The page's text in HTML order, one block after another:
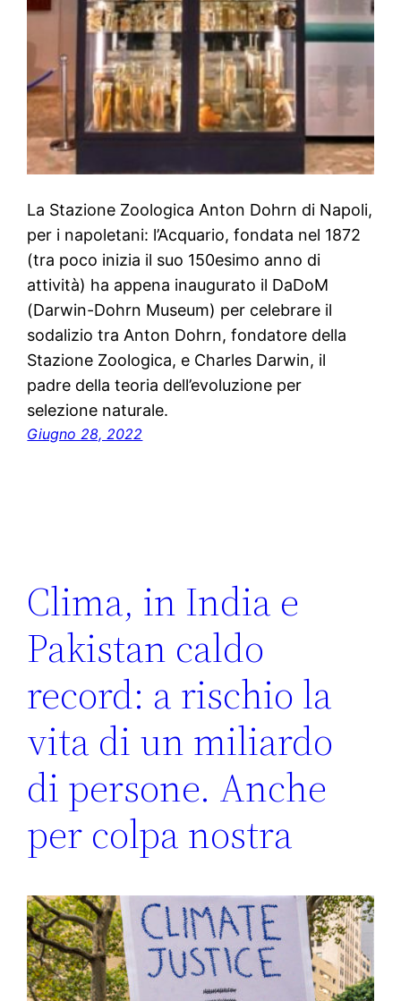
La Stazione Zoologica Anton Dohrn di Napoli,
per i napoletani: l’Acquario, fondata nel 1872
(tra poco inizia il suo 150esimo anno di
attività) ha appena inaugurato il DaDoM
(Darwin-Dohrn Museum) per celebrare il
sodalizio tra Anton Dohrn, fondatore della
Stazione Zoologica, e Charles Darwin, il
padre della teoria dell’evoluzione per
selezione naturale.
Giugno 28, 2022
Clima, in India e
Pakistan caldo
record: a rischio la
vita di un miliardo
di persone. Anche
per colpa nostra